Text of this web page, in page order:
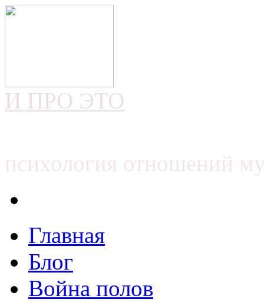
И ПРО ЭТО
психология отношений
Главная
Блог
Война полов